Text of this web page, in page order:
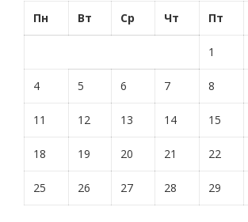
Пн Вт Ср Чт Пт
1
4 5 6 7 8
11 12 13 14 15
18 19 20 21 22
25 26 27 28 29